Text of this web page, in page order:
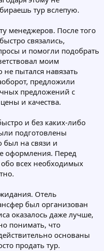
тур вслепую.
менеджеров. После того
связались,
и помогли подобрать
моим
пытался навязать
предложили
предложений с
и качества.
и без каких-либо
подготовлены
был на связи и
оформления. Перед
всех необходимых
Отель
был организован
оказалось даже лучше,
понимать, что
основаны
продать тур.